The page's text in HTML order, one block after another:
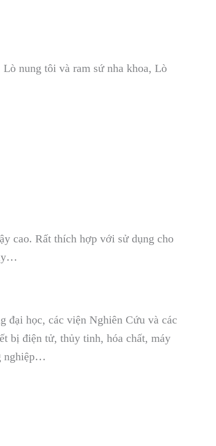
nung tôi và ram sứ nha khoa, Lò
cao. Rất thích hợp với sử dụng cho
đại học, các viện Nghiên Cứu và các
bị điện tử, thủy tinh, hóa chất, máy
nghiệp…